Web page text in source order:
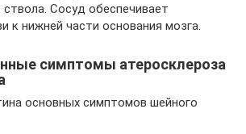
Сосуд обеспечивает
к нижней части основания мозга.
симптомы атеросклероза
основных симптомов шейного